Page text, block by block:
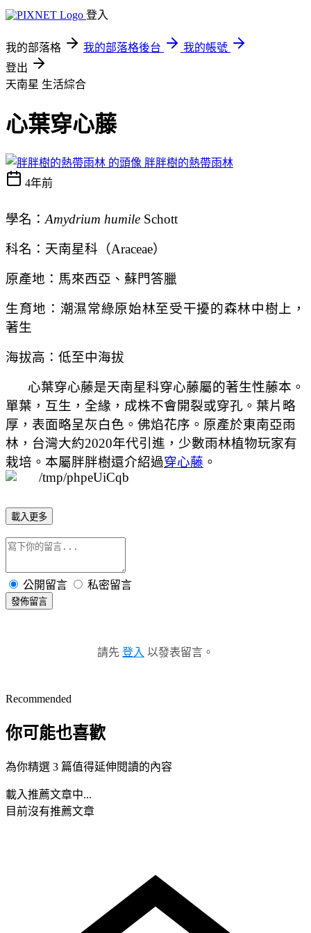
登入
我的部落格 我的部落格後台
我的帳號
登出
天南星 生活綜合
心葉穿心藤
胖胖樹的熱帶雨林
4年前
學名： Amydrium humile Schott
科名：天南星科（Araceae）
原產地：馬來西亞、蘇門答臘
生育地：潮濕常綠原始林至受干擾的森林中樹上，
著生
海拔高：低至中海拔
心葉穿心藤是天南星科穿心藤屬的著生性藤本。
單葉，互生，全緣，成株不會開裂或穿孔。葉片略
厚，表面略呈灰白色。佛焰花序。原產於東南亞雨
林，台灣大約2020年代引進，少數雨林植物玩家有
栽培。本屬胖胖樹還介紹過穿心藤 。
載入更多
公開留言 私密留言
發佈留言
請先 登入 以發表留言。
Recommended
你可能也喜歡
為你精選 3 篇值得延伸閱讀的內容
載入推薦文章中...
目前沒有推薦文章